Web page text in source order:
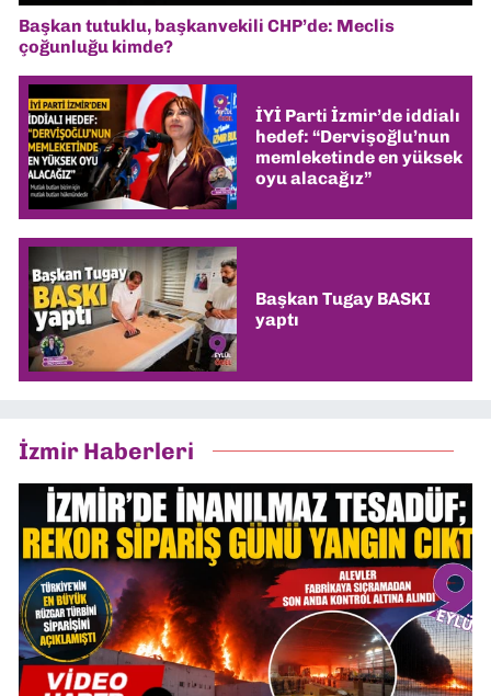
Başkan tutuklu, başkanvekili CHP’de: Meclis
çoğunluğu kimde?
İYİ Parti İzmir’de iddialı
hedef: “Dervişoğlu’nun
memleketinde en yüksek
oyu alacağız”
Başkan Tugay BASKI
yaptı
İzmir Haberleri